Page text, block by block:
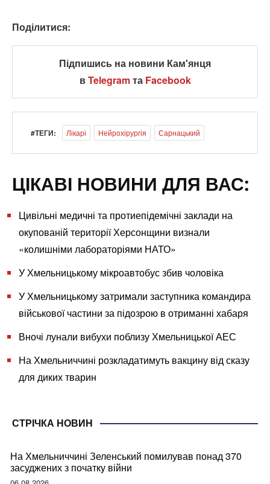
Поділитися:
Підпишись на новини Кам'янця
вTelegramта Facebook
#ТЕГИ: Лікарі Нейрохірургія Сарнацький
ЦІКАВІ НОВИНИ ДЛЯ ВАС:
Цивільні медичні та протиепідемічні заклади на
окупованій території Херсонщини визнали
«колишніми лабораторіями НАТО»
У Хмельницькому мікроавтобус збив чоловіка
У Хмельницькому затримали заступника командира
військової частини за підозрою в отриманні хабаря
Вночі лунали вибухи поблизу Хмельницької АЕС
На Хмельниччині розкладатимуть вакцину від сказу
для диких тварин
СТРІЧКА НОВИН
На Хмельниччині Зеленський помилував понад 370
засуджених з початку війни